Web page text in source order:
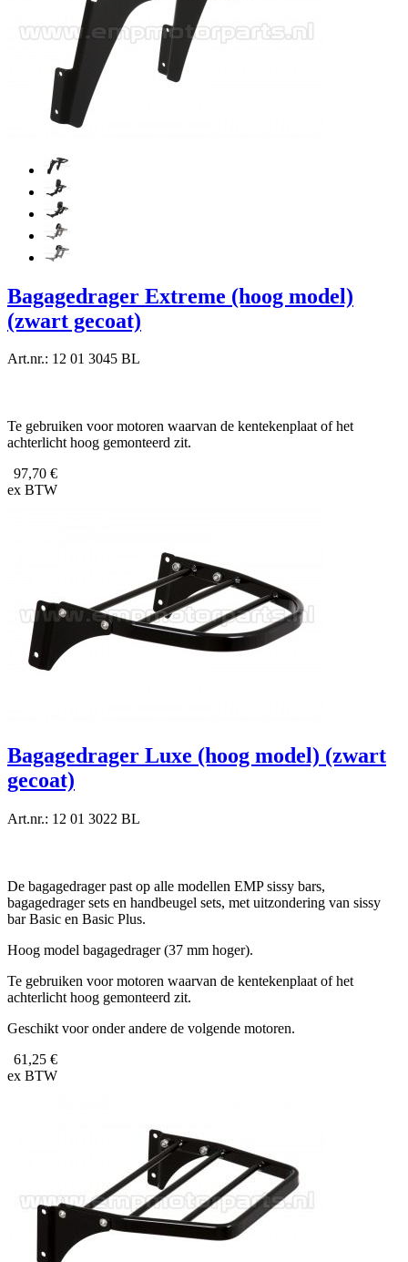
Bagagedrager Extreme (hoog model)
(zwart gecoat)
Art.nr.: 12 01 3045 BL
Te gebruiken voor motoren waarvan de kentekenplaat of het
achterlicht hoog gemonteerd zit.
97,70 €
ex BTW
Bagagedrager Luxe (hoog model) (zwart
gecoat)
Art.nr.: 12 01 3022 BL
De bagagedrager past op alle modellen EMP sissy bars,
bagagedrager sets en handbeugel sets, met uitzondering van sissy
bar Basic en Basic Plus.
Hoog model bagagedrager (37 mm hoger).
Te gebruiken voor motoren waarvan de kentekenplaat of het
achterlicht hoog gemonteerd zit.
Geschikt voor onder andere de volgende motoren.
61,25 €
ex BTW